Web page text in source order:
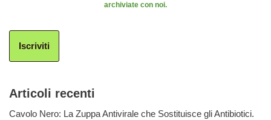
archiviate con noi.
Iscriviti
Articoli recenti
Cavolo Nero: La Zuppa Antivirale che Sostituisce gli Antibiotici.